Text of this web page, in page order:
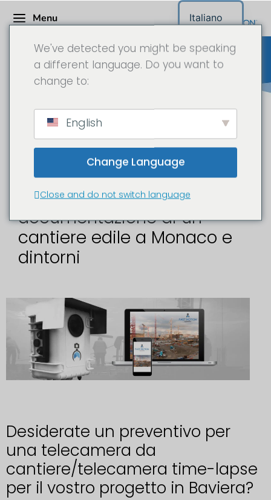
Menu
Telecamera da cantiere in
Baviera
Time-lapse e
documentazione di un
cantiere edile a Monaco e
dintorni
Desiderate un preventivo per
una telecamera da
cantiere/telecamera time-lapse
per il vostro progetto in Baviera?
We've detected you might be speaking
a different language. Do you want to
change to:
English
Change Language
Close and do not switch language
Italiano